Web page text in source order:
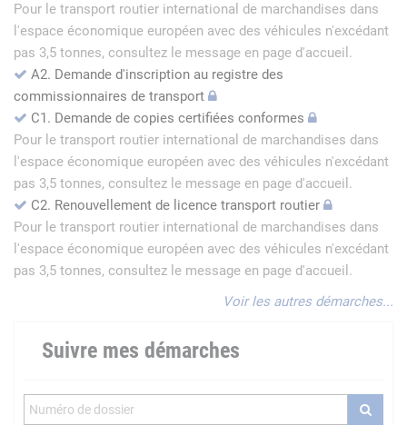
Pour le transport routier international de marchandises dans
l'espace économique européen avec des véhicules n'excédant
pas 3,5 tonnes, consultez le message en page d'accueil.
A2. Demande d'inscription au registre des
commissionnaires de transport
C1. Demande de copies certifiées conformes
Pour le transport routier international de marchandises dans
l'espace économique européen avec des véhicules n'excédant
pas 3,5 tonnes, consultez le message en page d'accueil.
C2. Renouvellement de licence transport routier
Pour le transport routier international de marchandises dans
l'espace économique européen avec des véhicules n'excédant
pas 3,5 tonnes, consultez le message en page d'accueil.
Voir les autres démarches...
Suivre mes démarches